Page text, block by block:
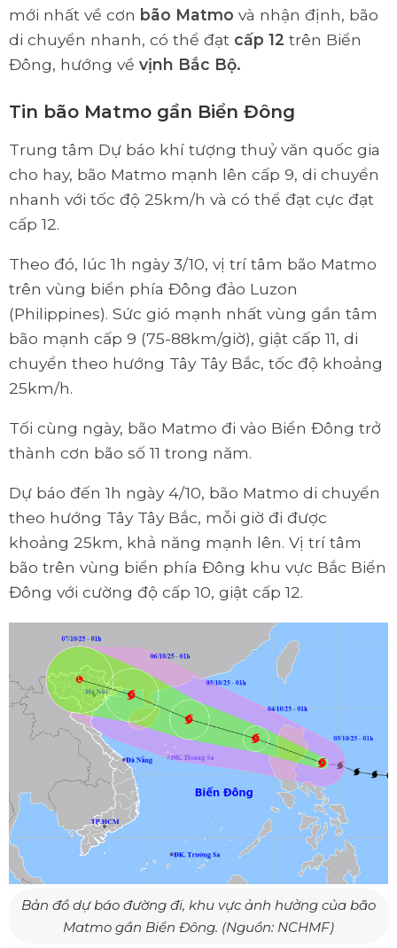
mới nhất về cơn bão Matmo và nhận định, bão
di chuyển nhanh, có thể đạt cấp 12 trên Biển
Đông, hướng về vịnh Bắc Bộ.
Tin bão Matmo gần Biển Đông
Trung tâm Dự báo khí tượng thuỷ văn quốc gia
cho hay, bão Matmo mạnh lên cấp 9, di chuyển
nhanh với tốc độ 25km/h và có thể đạt cực đạt
cấp 12.
Theo đó, lúc 1h ngày 3/10, vị trí tâm bão Matmo
trên vùng biển phía Đông đảo Luzon
(Philippines). Sức gió mạnh nhất vùng gần tâm
bão mạnh cấp 9 (75-88km/giờ), giật cấp 11, di
chuyển theo hướng Tây Tây Bắc, tốc độ khoảng
25km/h.
Tối cùng ngày, bão Matmo đi vào Biển Đông trở
thành cơn bão số 11 trong năm.
Dự báo đến 1h ngày 4/10, bão Matmo di chuyển
theo hướng Tây Tây Bắc, mỗi giờ đi được
khoảng 25km, khả năng mạnh lên. Vị trí tâm
bão trên vùng biển phía Đông khu vực Bắc Biển
Đông với cường độ cấp 10, giật cấp 12.
Bản đồ dự báo đường đi, khu vực ảnh hưởng của bão
Matmo gần Biển Đông. (Nguồn: NCHMF)